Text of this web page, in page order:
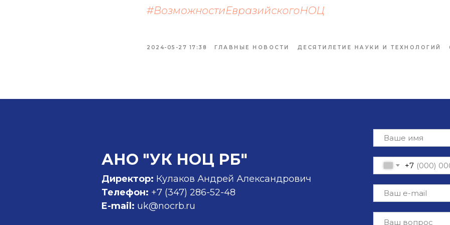
#ВозможностиЕвразийскогоНОЦ
2024-05-27 17:38 ГЛАВНЫЕ НОВОСТИ ДЕСЯТИЛЕТИЕ НАУКИ И ТЕХНОЛОГИЙ
+7
АНО "УК НОЦ РБ"
Директор: Кулаков Андрей Александрович
Телефон: +7 (347) 286-52-48
E-mail: uk@nocrb.ru